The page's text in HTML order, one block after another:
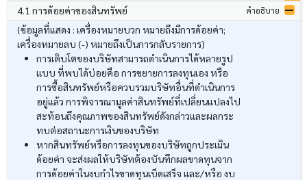
4.1 การด้อยค่าของสินทรัพย์ คำอธิบาย
(ข้อมูลที่แสดง : เครื่องหมายบวก หมายถึงมีการด้อยค่า;
เครื่องหมายลบ (-) หมายถึงเป็นการกลับรายการ)
การเติบโตของบริษัทสามารถดำเนินการได้หลายรูป
แบบ ที่พบได้บ่อยคือ การขยายการลงทุนเอง หรือ
การซื้อสินทรัพย์หรือควบรวมบริษัทอื่นที่ดำเนินการ
อยู่แล้ว การพิจารณามูลค่าสินทรัพย์ที่เปลี่ยนแปลงไป
สะท้อนถึงคุณภาพของสินทรัพย์ดังกล่าวและผลกระ
ทบต่อสถานะการเงินของบริษัท
หากสินทรัพย์หรือการลงทุนของบริษัทถูกประเมิน
ด้อยค่า จะส่งผลให้บริษัทต้องบันทึกผลขาดทุนจาก
การด้อยค่าในงบกำไรขาดทุนเบ็ดเสร็จ และ/หรือ งบ